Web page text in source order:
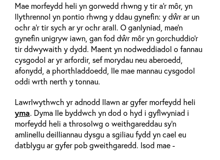
Mae morfeydd heli yn gorwedd rhwng y tir a'r môr, yn
llythrennol yn pontio rhwng y ddau gynefin: y dŵr ar un
ochr a'r tir sych ar yr ochr arall. O ganlyniad, mae’n
gynefin unigryw iawn, gan fod dŵr môr yn gorchuddio’r
tir ddwywaith y dydd. Maent yn nodweddiadol o fannau
cysgodol ar yr arfordir, sef morydau neu aberoedd,
afonydd, a phorthladdoedd, lle mae mannau cysgodol
oddi wrth nerth y tonnau.
Lawrlwythwch yr adnodd llawn ar gyfer morfeydd heli
yma. Dyma lle byddwch yn dod o hyd i gyflwyniad i
morfeydd heli a throsolwg o weithgareddau sy'n
amlinellu deilliannau dysgu a sgiliau fydd yn cael eu
datblygu ar gyfer pob gweithgaredd. Isod mae -